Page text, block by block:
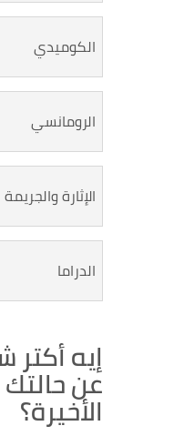
الكوميدي
الرومانسي
الإثارة والجريمة
الدراما
إيه أكتر
عن حالتك
الأخيرة؟